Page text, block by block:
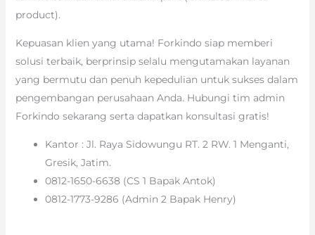
product).
Kepuasan klien yang utama! Forkindo siap memberi
solusi terbaik, berprinsip selalu mengutamakan layanan
yang bermutu dan penuh kepedulian untuk sukses dalam
pengembangan perusahaan Anda. Hubungi tim admin
Forkindo sekarang serta dapatkan konsultasi gratis!
Kantor : Jl. Raya Sidowungu RT. 2 RW. 1 Menganti,
Gresik, Jatim.
0812-1650-6638 (CS 1 Bapak Antok)
0812-1773-9286 (Admin 2 Bapak Henry)